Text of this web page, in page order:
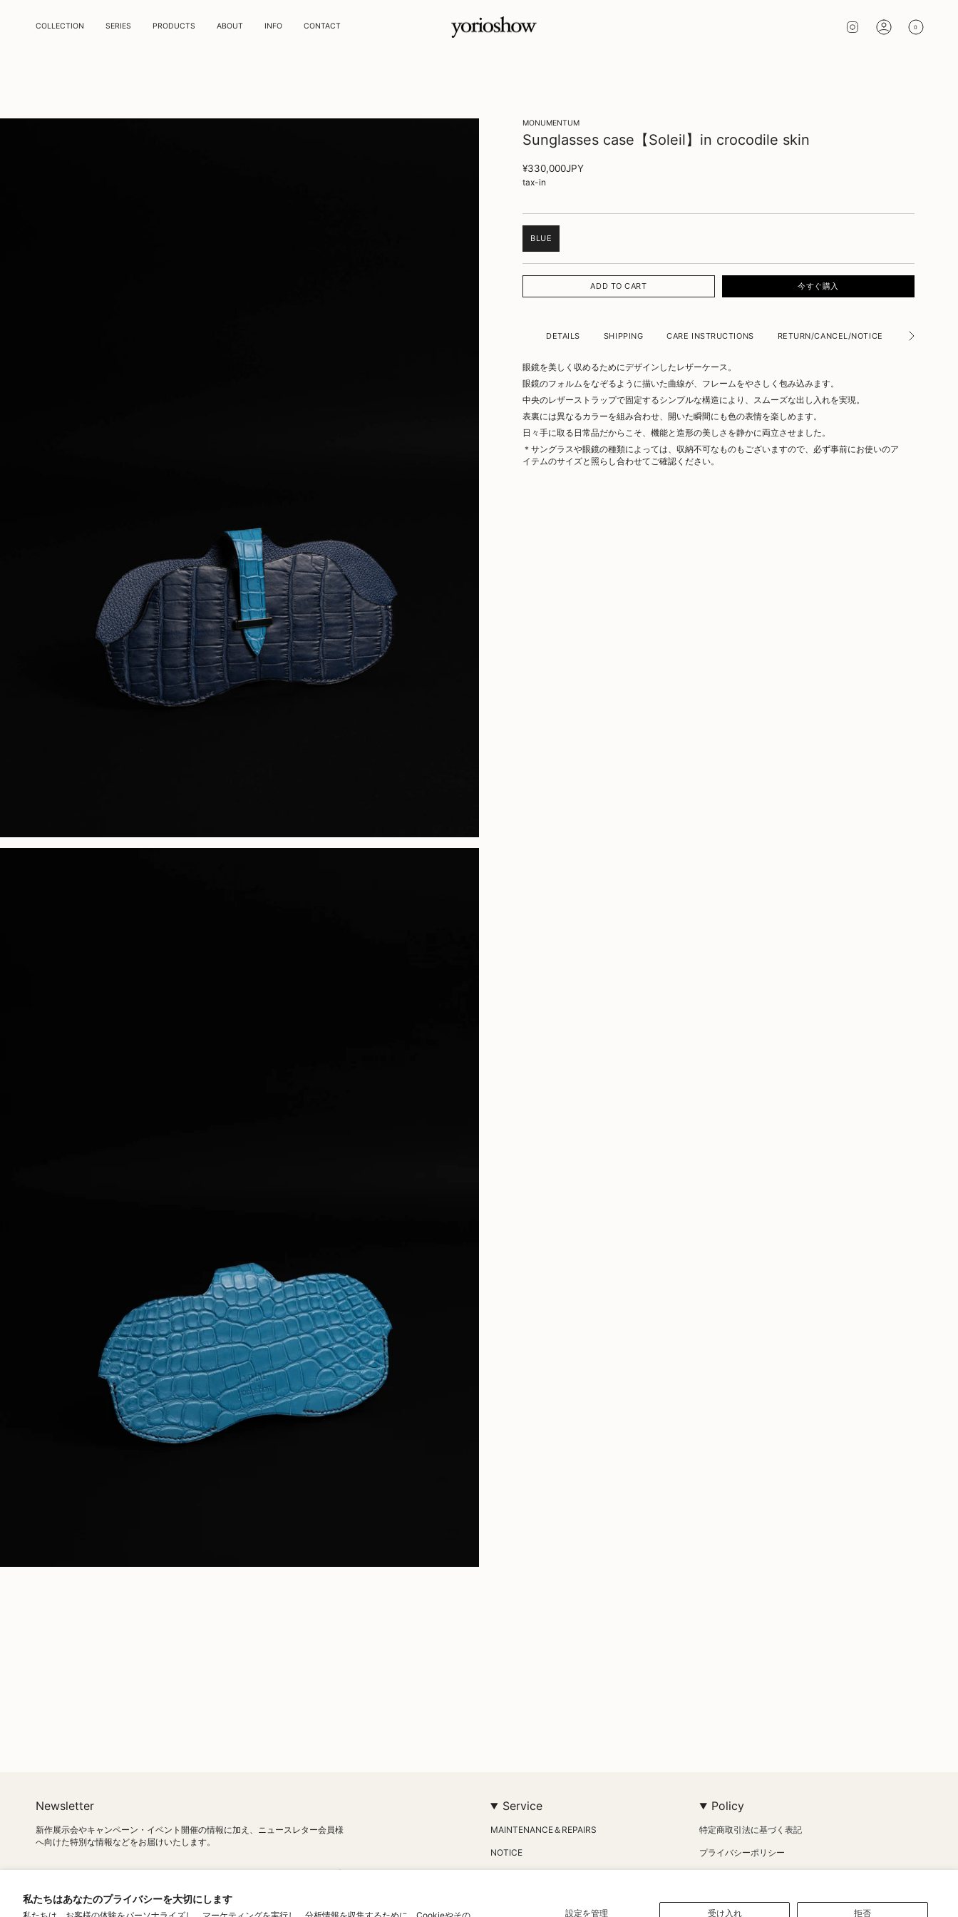
私たちはあなたのプライバシーを大切にします
設定を管理 受け入れ 拒否
COLLECTION SERIES PRODUCTS ABOUT INFO CONTACT INSTAGRAM 0
MONUMENTUM
Sunglasses case【Soleil】in crocodile skin
Translation
missing:
¥330,000JPY
tax-in
BLUE
ADD TO CART
今すぐ購入
DETAILS SHIPPING CARE INSTRUCTIONS RETURN/CANCEL/NOTICE ABOUT
眼鏡を美しく収めるためにデザインしたレザーケース。
眼鏡のフォルムをなぞるように描いた曲線が、フレームをやさしく包み込みます。
中央のレザーストラップで固定するシンプルな構造により、スムーズな出し入れを実現。
表裏には異なるカラーを組み合わせ、開いた瞬間にも色の表情を楽しめます。
日々手に取る日常品だからこそ、機能と造形の美しさを静かに両立させました。
＊サングラスや眼鏡の種類によっては、収納不可なものもございますので、必ず事前にお使いのア
イテムのサイズと照らし合わせてご確認ください。
Newsletter
新作展示会やキャンペーン・イベント開催の情報に加え、ニュースレター会員様
へ向けた特別な情報などをお届けいたします。
SUBSCRIBE
このサイトはhCaptchaによって保護されており、hCaptcha プライバシーポリシー
ます。
Service
MAINTENANCE＆REPAIRS
NOTICE
Policy
特定商取引法に基づく表記
プライバシーポリシー